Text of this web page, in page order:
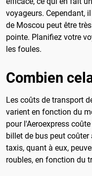
voyageurs. Cependant,
de Moscou peut être
pointe. Planifiez votre
les foules.
Combien
Les coûts de transport
varient en fonction du
pour l'Aeroexpress
billet de bus peut
taxis, quant à eux,
roubles, en fonction du